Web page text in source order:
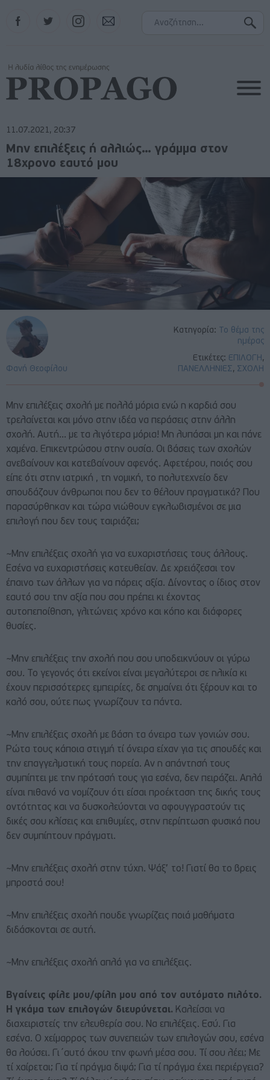
Instagram
11.07.2021, 20:37
Κατηγορία: Το θέμα της
ημέρας
Ετικέτες: ΕΠΙΛΟΓΗ ,
ΠΑΝΕΛΛΗΝΙΕΣ, ΣΧΟΛΗ
Φανή Θεοφίλου
Μην επιλέξεις ή αλλιώς… γράμμα στον
18χρονο εαυτό μου
Μην επιλέξεις σχολή με πολλά μόρια ενώ η καρδιά σου
τρελαίνεται και μόνο στην ιδέα να περάσεις στην άλλη
σχολή. Αυτή… με τα λιγότερα μόρια! Μη λυπάσαι μη και πάνε
χαμένα. Επικεντρώσου στην ουσία. Οι βάσεις των σχολών
ανεβαίνουν και κατεβαίνουν αφενός. Αφετέρου, ποιός σου
είπε ότι στην ιατρική , τη νομική, το πολυτεχνείο δεν
σπουδάζουν άνθρωποι που δεν το θέλουν πραγματικά? Που
παρασύρθηκαν και τώρα νιώθουν εγκλωβισμένοι σε μια
επιλογή που δεν τους ταιριάζει;
~Μην επιλέξεις σχολή για να ευχαριστήσεις τους άλλους.
Εσένα να ευχαριστήσεις κατευθείαν. Δε χρειάζεσαι τον
έπαινο των άλλων για να πάρεις αξία. Δίνοντας ο ίδιος στον
εαυτό σου την αξία που σου πρέπει κι έχοντας
αυτοπεποίθηση, γλιτώνεις χρόνο και κόπο και διάφορες
θυσίες.
~Μην επιλέξεις την σχολή που σου υποδεικνύουν οι γύρω
σου. Το γεγονός ότι εκείνοι είναι μεγαλύτεροι σε ηλικία κι
έχουν περισσότερες εμπειρίες, δε σημαίνει ότι ξέρουν και το
καλό σου, ούτε πως γνωρίζουν τα πάντα.
~Μην επιλέξεις σχολή με βάση τα όνειρα των γονιών σου.
Ρώτα τους κάποια στιγμή τί όνειρα είχαν για τις σπουδές και
την επαγγελματική τους πορεία. Αν η απάντησή τους
συμπίπτει με την πρότασή τους για εσένα, δεν πειράζει. Απλά
είναι πιθανό να νομίζουν ότι είσαι προέκταση της δικής τους
οντότητας και να δυσκολεύονται να αφουγγραστούν τις
δικές σου κλίσεις και επιθυμίες, στην περίπτωση φυσικά που
δεν συμπίπτουν πράγματι.
~Μην επιλέξεις σχολή στην τύχη. Ψάξ’ το! Γιατί θα το βρεις
μπροστά σου!
~Μην επιλέξεις σχολή πουδε γνωρίζεις ποιά μαθήματα
διδάσκονται σε αυτή.
~Μην επιλέξεις σχολή απλά για να επιλέξεις.
Βγαίνεις φίλε μου/φίλη μου από τον αυτόματο πιλότο.
Η γκάμα των επιλογών διευρύνεται. Καλείσαι να
διαχειριστείς την ελευθερία σου. Να επιλέξεις. Εσύ. Για
εσένα. Ο χείμαρρος των συνεπειών των επιλογών σου, εσένα
θα λούσει. Γι΄αυτό άκου την φωνή μέσα σου. Τί σου λέει; Με
τί χαίρεται; Για τί πράγμα διψά; Για τί πράγμα έχει περιέργεια?